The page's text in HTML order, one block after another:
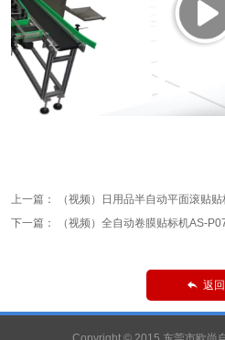
上一篇：
（视频）日用品半自动平面滚贴
下一篇：
（视频）全自动卷膜贴标机AS-
 返回